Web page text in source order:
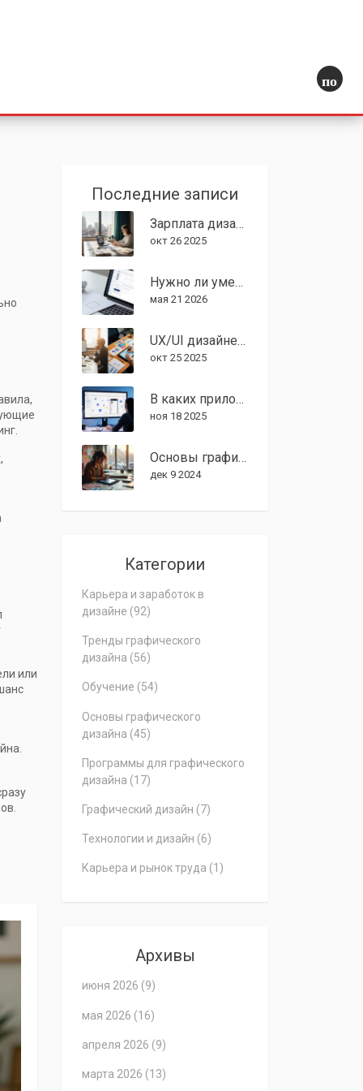
поиск
или
Последние записи
Зарплата дизайнера интерьера в США: реальный уровень в 2025
окт 26 2025
Нужно ли уметь рисовать, чтобы стать UX/UI дизайнером: честный разбор навыков
мая 21 2026
UX/UI дизайнер vs графический дизайнер: ключевые различия
окт 25 2025
В каких приложениях работают UX/UI дизайнеры в 2025 году
ноя 18 2025
Основы графического дизайна: что рисует дизайнер?
дек 9 2024
Категории
Карьера и заработок в
дизайне (92)
Тренды графического
дизайна (56)
Обучение (54)
Основы графического
дизайна (45)
Программы для графического
дизайна (17)
Графический дизайн (7)
Технологии и дизайн (6)
Карьера и рынок труда (1)
Архивы
июня 2026 (9)
мая 2026 (16)
апреля 2026 (9)
марта 2026 (13)